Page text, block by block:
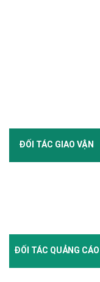
ĐỐI TÁC GIAO VẬN
ĐỐI TÁC QUẢNG CÁO